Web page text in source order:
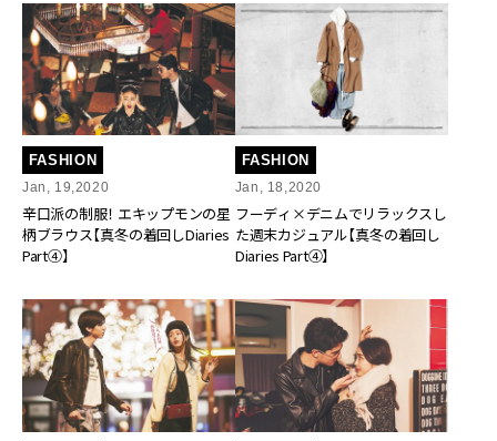
FASHION
Jan, 19,2020
辛口派の制服！ エキップモンの星
柄ブラウス【真冬の着回しDiaries
Part④】
FASHION
Jan, 18,2020
フーディ×デニムでリラックスし
た週末カジュアル【真冬の着回し
Diaries Part④】